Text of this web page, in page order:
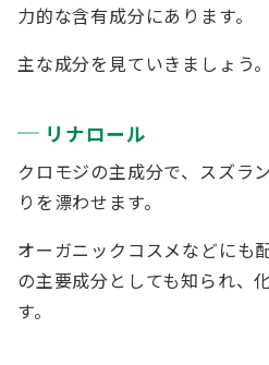
力的な含有成分にあります。
主な成分を見ていきましょう。
リナロール
クロモジの主成分で、スズラ
りを漂わせます。
オーガニックコスメなどにも
の主要成分としても知られ、
す。